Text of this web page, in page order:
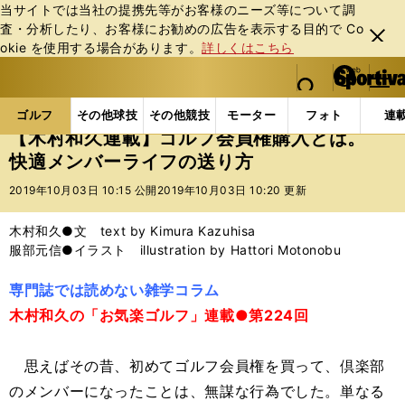
当サイトでは当社の提携先等がお客様のニーズ等について調
査・分析したり、お客様にお勧めの広告を表⽰する⽬的で Co
okie を使⽤する場合があります。詳しくはこちら
閉じ
る
web Sportiva (webスポルティーバ)
検索
マイペ
ー
ジ
メニュ
ゴルフ その他球技 その他競技 モーター フォト 連
ス
ポ
ル
バ
ゴルフの記事一覧 ゴルフ その他 【木村和久連
【木村和久連載】ゴルフ会員権購入とは。
快適メンバーライフの送り方
2019年10月03日 10:15 公開 2019年10月03日 10:20 更新
木村和久●文 text by Kimura Kazuhisa
服部元信●イラスト illustration by Hattori Motonobu
専門誌では読めない雑学コラム
木村和久の「お気楽ゴルフ」連載●第224回
思えばその昔、初めてゴルフ会員権を買って、倶楽部
のメンバーになったことは、無謀な行為でした。単なる